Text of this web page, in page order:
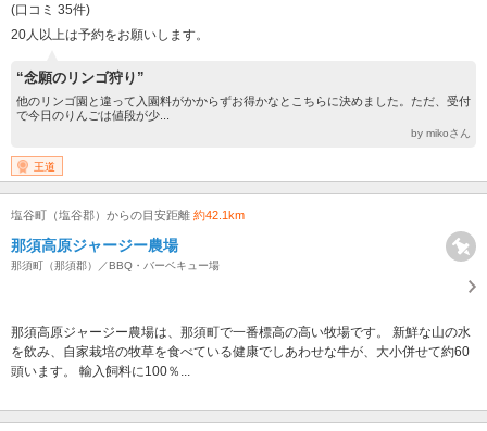
(口コミ 35件)
20人以上は予約をお願いします。
“念願のリンゴ狩り”
他のリンゴ園と違って入園料がかからずお得かなとこちらに決めました。ただ、受付
で今日のりんごは値段が少...
by mikoさん
王道
塩谷町（塩谷郡）からの目安距離 約42.1km
那須高原ジャージー農場
那須町（那須郡）／BBQ・バーベキュー場
那須高原ジャージー農場は、那須町で一番標高の高い牧場です。 新鮮な山の水
を飲み、自家栽培の牧草を食べている健康でしあわせな牛が、大小併せて約60
頭います。 輸入飼料に100％...